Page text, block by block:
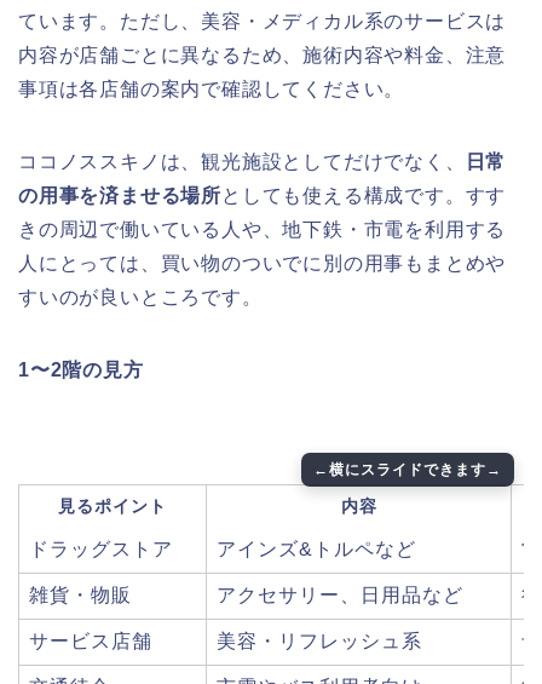
ています。ただし、美容・メディカル系のサービスは
内容が店舗ごとに異なるため、施術内容や料金、注意
事項は各店舗の案内で確認してください。
ココノススキノは、観光施設としてだけでなく、
日常
の用事を済ませる場所としても使える構成です。すす
きの周辺で働いている人や、地下鉄・市電を利用する
人にとっては、買い物のついでに別の用事もまとめや
すいのが良いところです。
1〜2階の見方
見るポイント 内容
ドラッグストア アインズ&トルペなど
雑貨・物販 アクセサリー、日用品など
サービス店舗 美容・リフレッシュ系